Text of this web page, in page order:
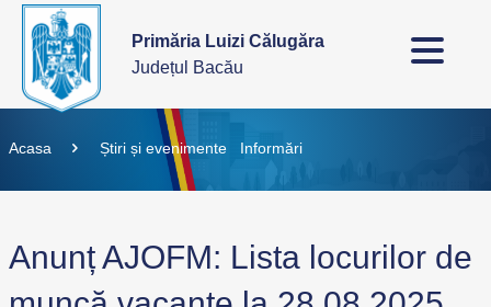
Primăria Luizi Călugăra
Județul Bacău
Acasa Știri și evenimente Informări
Anunț AJOFM: Lista locurilor de